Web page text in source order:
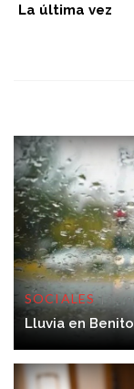
La última vez
SOCIALES 06/
Lluvia en